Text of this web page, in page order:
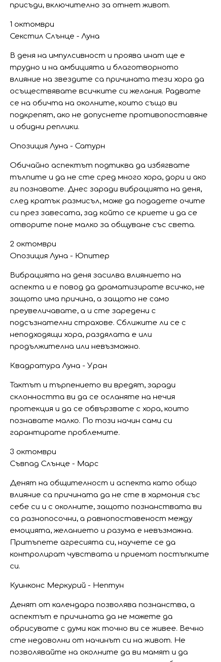
присъди, включително за отнет живот.
1 октомври
Секстил Слънце - Луна
В деня на импулсивност и проява инат ще е
трудно и на амбицията и благотворното
влияние на звездите са причината тези хора да
осъществявате всичките си желания. Радвате
се на обичта на околните, които също ви
подкрепят, ако не допуснете противопоставяне
и обидни реплики.
Опозиция Луна - Сатурн
Обичайно аспектът подтиква да избягвате
тълпите и да не сте сред много хора, дори и ако
ги познавате. Днес заради вибрацията на деня,
след кратък размисъл, може да подадете очите
си през завесата, зад който се криете и да се
отворите поне малко за общуване със света.
2 октомври
Опозиция Луна - Юпитер
Вибрацията на деня засилва влиянието на
аспекта и е повод да драматизирате всичко, не
защото има причина, а защото не само
преувеличавате, а и сте заредени с
подсъзнателни страхове. Сближите ли се с
неподходящи хора, раздялата е или
продължителна или невъзможно.
Квадратура Луна - Уран
Тактът и търпението ви вредят, заради
склонността ви да се осланяте на нечия
протекция и да се обвързвате с хора, които
познавате малко. По този начин сами си
гарантирате проблемите.
3 октомври
Съвпад Слънце - Марс
Денят на общителност и аспекта като общо
влияние са причината да не сте в хармония със
себе си и с околните, защото познанствата ви
са разнопосочни, а равнопоставеност между
емоцията, желанието и разума е невъзможна.
Притъпете агресията си, научете се да
контролират чувствата и приемат постъпките
си.
Куинконс Меркурий - Нептун
Денят от календара позволява познанства, а
аспектът е причината да не можете да
обрисувате с думи как точно ви се живее. Вечно
сте недоволни от начинът си на живот. Не
позволявайте на околните да ви мамят и да